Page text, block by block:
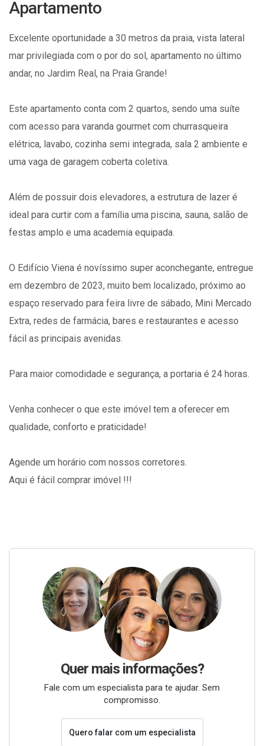
Apartamento
Excelente oportunidade a 30 metros da praia, vista lateral
mar privilegiada com o por do sol, apartamento no último
andar, no Jardim Real, na Praia Grande!
Este apartamento conta com 2 quartos, sendo uma suíte
com acesso para varanda gourmet com churrasqueira
elétrica, lavabo, cozinha semi integrada, sala 2 ambiente e
uma vaga de garagem coberta coletiva.
Além de possuir dois elevadores, a estrutura de lazer é
ideal para curtir com a família uma piscina, sauna, salão de
festas amplo e uma academia equipada.
O Edifício Viena é novíssimo super aconchegante, entregue
em dezembro de 2023, muito bem localizado, próximo ao
espaço reservado para feira livre de sábado, Mini Mercado
Extra, redes de farmácia, bares e restaurantes e acesso
fácil as principais avenidas.
Para maior comodidade e segurança, a portaria é 24 horas.
Venha conhecer o que este imóvel tem a oferecer em
qualidade, conforto e praticidade!
Agende um horário com nossos corretores.
Aqui é fácil comprar imóvel !!!
Quer mais informações?
Fale com um especialista para te ajudar. Sem
compromisso.
Quero falar com um especialista